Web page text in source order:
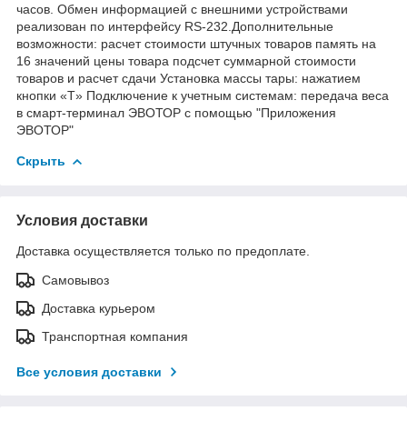
часов. Обмен информацией с внешними устройствами
реализован по интерфейсу RS-232.Дополнительные
возможности: расчет стоимости штучных товаров память на
16 значений цены товара подсчет суммарной стоимости
товаров и расчет сдачи Установка массы тары: нажатием
кнопки «T» Подключение к учетным системам: передача веса
в смарт-терминал ЭВОТОР с помощью "Приложения
ЭВОТОР"
Скрыть
Условия доставки
Доставка осуществляется только по предоплате.
Самовывоз
Доставка курьером
Транспортная компания
Все условия доставки